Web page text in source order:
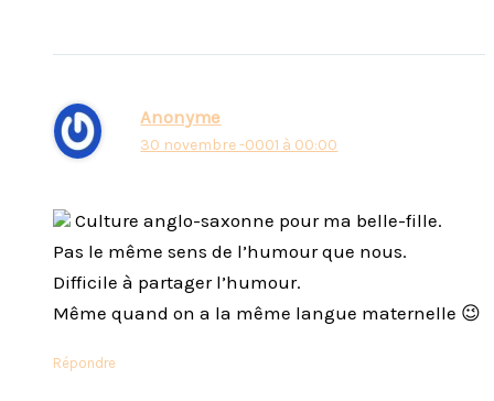
Anonyme
30 novembre -0001 à 00:00
Culture anglo-saxonne pour ma belle-fille.
Pas le même sens de l’humour que nous.
Difficile à partager l’humour.
Même quand on a la même langue maternelle 😉
Répondre